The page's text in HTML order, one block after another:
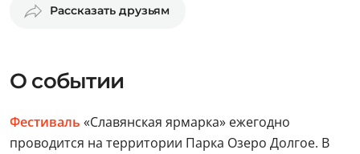
Рассказать друзьям
О событии
Фестиваль «Славянская ярмарка» ежегодно
проводится на территории Парка Озеро Долгое. В